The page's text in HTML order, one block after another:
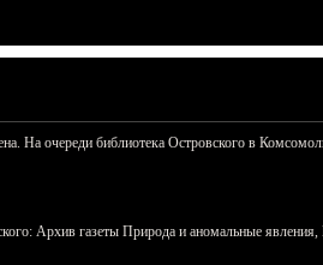
На очереди библиотека Островского в
Архив газеты Природа и аномальные